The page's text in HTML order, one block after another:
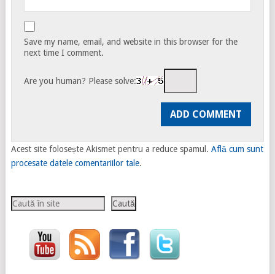
Save my name, email, and website in this browser for the
next time I comment.
Are you human? Please solve:
Acest site folosește Akismet pentru a reduce spamul. Află cum sunt
procesate datele comentariilor tale.
Caută Caută